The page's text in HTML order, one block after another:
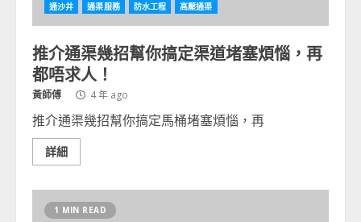
通沙井
通渠服務 防水工程 高壓通渠
推介通渠幾招幫你搞定渠道堵塞煩惱，再
都唔求人！
黃師傅 4 年 ago
推介通渠幾招幫你搞定馬桶堵塞煩惱，再
詳細
1 MIN READ